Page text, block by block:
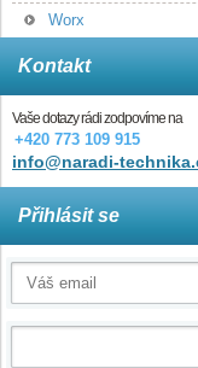
Worx
Kontakt
Vaše dotazy rádi zodpovíme na
+420 773 109 915
info@naradi-
Přihlásit se